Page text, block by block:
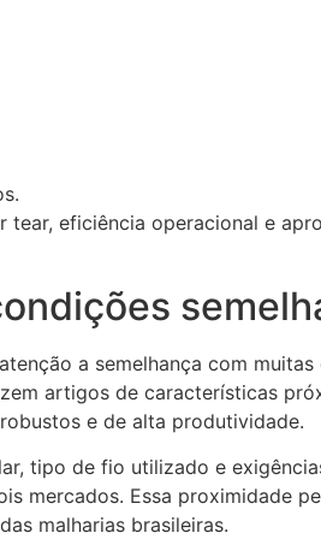
eficiência operacional e
a semelhança com
artigos de características
e de alta produtividade.
tipo de fio utilizado e
mercados. Essa proximidade
malharias brasileiras.